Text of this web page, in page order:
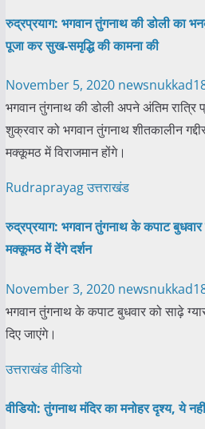
रुद्रप्रयाग: भगवान तुंगनाथ की डोली का
पूजा कर सुख-समृद्धि की कामना की
November 5, 2020
भगवान तुंगनाथ की डोली अपने अंतिम
शुक्रवार को भगवान तुंगनाथ शीतकालीन
मक्कूमठ में विराजमान होंगे।
Rudraprayagउत्तराखंड
रुद्रप्रयाग: भगवान तुंगनाथ के कपाट
मक्कूमठ में देंगे दर्शन
November 3, 2020
भगवान तुंगनाथ के कपाट बुधवार को साढ़े
दिए जाएंगे।
उत्तराखंडवीडियो
वीडियो: तुंगनाथ मंदिर का मनोहर दृश्य, ये